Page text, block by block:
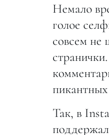
Немало
голое
совсем не
Так, в